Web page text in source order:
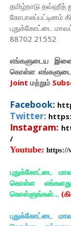
தமிழ்நாடு தவ்ஹீத்
கோபாலப்பட்டினம்
புதுக்கோட்டை
88702 21552
எங்களுடைய
கொள்ள
Joint மற்றும்
Facebook:
Twitter:
Instagram:
/
Youtube: https://
புதுக்கோட்டை
கொள்ள
கொள்ளுங்கள்...
புதுக்கோட்டை